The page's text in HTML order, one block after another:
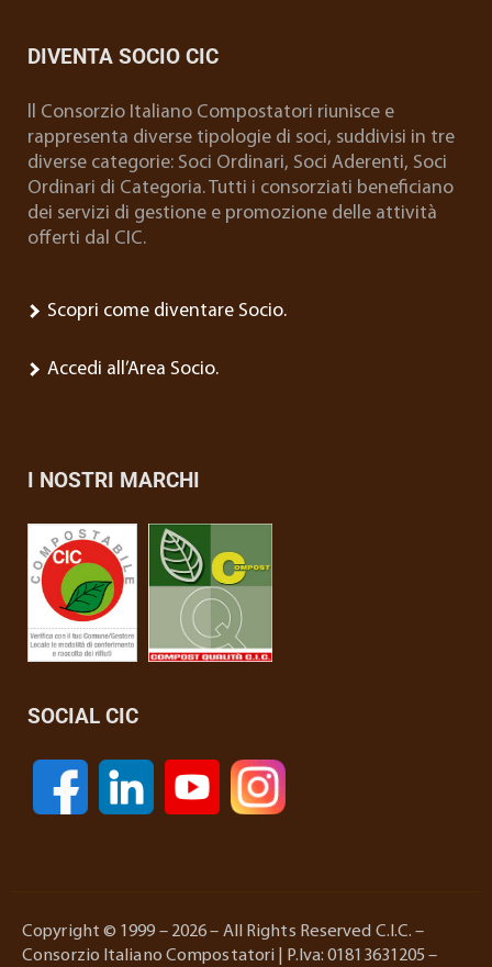
DIVENTA SOCIO CIC
ll Consorzio Italiano Compostatori riunisce e
rappresenta diverse tipologie di soci, suddivisi in tre
diverse categorie: Soci Ordinari, Soci Aderenti, Soci
Ordinari di Categoria. Tutti i consorziati beneficiano
dei servizi di gestione e promozione delle attività
offerti dal CIC.
Scopri come diventare Socio.
Accedi all’Area Socio.
I NOSTRI MARCHI
SOCIAL CIC
Copyright © 1999 – 2026 – All Rights Reserved C.I.C. –
Consorzio Italiano Compostatori | P.Iva: 01813631205 –